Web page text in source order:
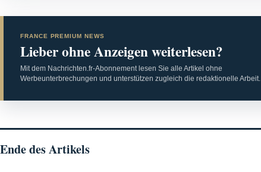
FRANCE PREMIUM NEWS
Lieber ohne Anzeigen weiterlesen?
Mit dem Nachrichten.fr-Abonnement lesen Sie alle Artikel ohne
Werbeunterbrechungen und unterstützen zugleich die redaktionelle Arbeit.
Ende des Artikels